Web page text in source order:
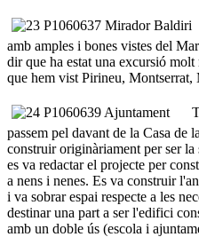
amb amples i bones vistes del
dir que ha estat una excursió
que hem vist Pirineu, Montserrat,
passem pel davant de la Casa
construir originàriament per ser
es va redactar el projecte per
a nens i nenes. Es va construir
i va sobrar espai respecte a les
destinar una part a ser l'edifici
amb un doble ús (escola i